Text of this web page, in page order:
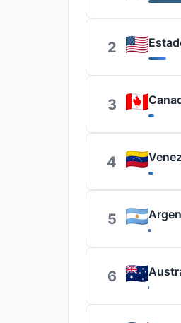
2
3
4
5
6